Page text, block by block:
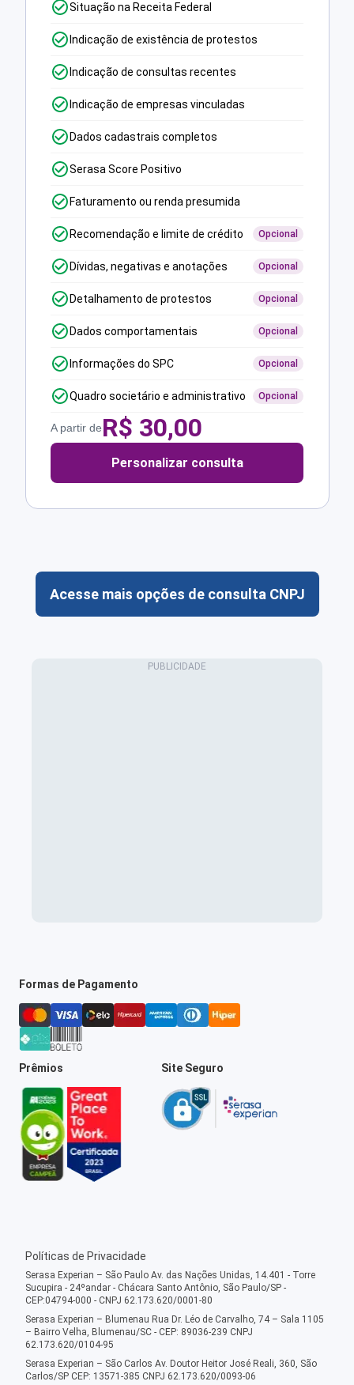
Situação na Receita Federal
Indicação de existência de protestos
Indicação de consultas recentes
Indicação de empresas vinculadas
Dados cadastrais completos
Serasa Score Positivo
Faturamento ou renda presumida
Recomendação e limite de crédito Opcional
Dívidas, negativas e anotações Opcional
Detalhamento de protestos Opcional
Dados comportamentais Opcional
Informações do SPC Opcional
Quadro societário e administrativo Opcional
A partir deR$ 30,00
Personalizar consulta
Acesse mais opções de consulta CNPJ
Formas de Pagamento
Prêmios Site Seguro
Políticas de Privacidade
Serasa Experian – São Paulo Av. das Nações Unidas, 14.401 - Torre
Sucupira - 24ºandar - Chácara Santo Antônio, São Paulo/SP -
CEP:04794-000 - CNPJ 62.173.620/0001-80
Serasa Experian – Blumenau Rua Dr. Léo de Carvalho, 74 – Sala 1105
– Bairro Velha, Blumenau/SC - CEP: 89036-239 CNPJ
62.173.620/0104-95
Serasa Experian – São Carlos Av. Doutor Heitor José Reali, 360, São
Carlos/SP CEP: 13571-385 CNPJ 62.173.620/0093-06